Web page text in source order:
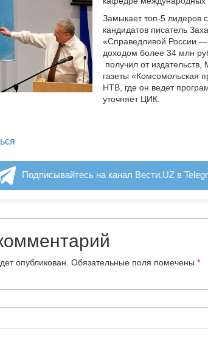
Замыкает топ-5 лидеров
кандидатов писатель
«Справедливой России
доходом более 34 млн
получил от
газеты «Комсомольская
НТВ, где он ведет
уточняет ЦИК.
Подписывайтесь на канал Вести.UZ в
опубликован. Обязательные поля помечены *